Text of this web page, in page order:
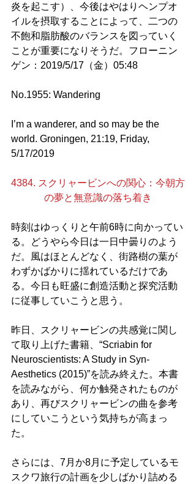
炎を起こす）、今後はやはりヘンプオ
イルを摂取することによって、二つの
不飽和脂肪酸のバランスを図っていく
ことが重要になりそうだ。フローニン
ゲン：2019/5/17（金）05:48
No.1955: Wandering
I’m a wanderer, and so may be the
world. Groningen, 21:19, Friday,
5/17/2019
4384. スクリャービンへの関心：今朝方
の夢と無意識の落ち着き
時刻はゆっくりと午前6時に向かってい
る。どうやら今日は一日中曇りのよう
だ。風はほとんどなく、街路樹の葉が
わずかばかりに揺れているだけであ
る。今日も旺盛に創造活動と探究活動
に従事していこうと思う。
昨日、スクリャービンの共感覚に関し
て取り上げた書籍、“Scriabin for
Neuroscientists: A Study in Syn-
Aesthetics (2015)”を読み終えた。本書
を読みながら、何か触発されたものが
あり、再びスクリャービンの曲を参考
にしていこうという気持ちが高まっ
た。
さらには、7月か8月に予定しているモ
スクワ旅行の計画を少しばかり詰める